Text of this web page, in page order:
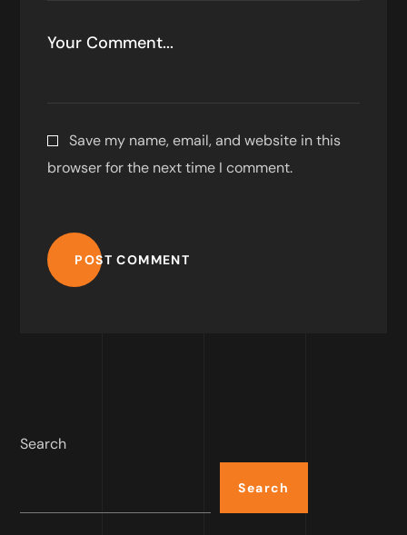
Save my name, email, and website in this
browser for the next time I comment.
POST COMMENT
Search
Search